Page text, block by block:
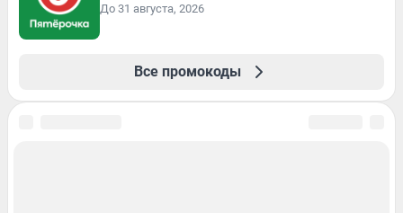
До 31 августа, 2026
Все промокоды